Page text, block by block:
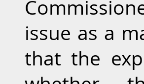
issue as a
that the